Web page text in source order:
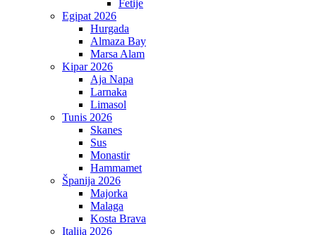
Fetije
Egipat 2026
Hurgada
Almaza Bay
Marsa Alam
Kipar 2026
Aja Napa
Larnaka
Limasol
Tunis 2026
Skanes
Sus
Monastir
Hammamet
Španija 2026
Majorka
Malaga
Kosta Brava
Italija 2026